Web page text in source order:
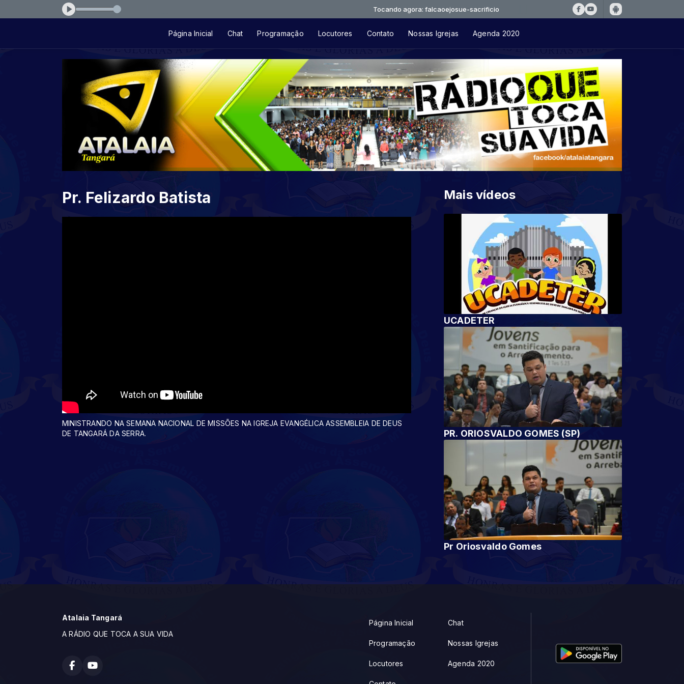
Tocando agora: falcaoejosue-sacrificio
Página Inicial Chat Programação Locutores Contato Nossas Igrejas Agenda 2020
Pr. Felizardo Batista Mais vídeos
UCADETER
PR. ORIOSVALDO GOMES (SP)
Pr Oriosvaldo Gomes
MINISTRANDO NA SEMANA NACIONAL DE MISSÕES NA IGREJA EVANGÉLICA ASSEMBLEIA DE DEUS
DE TANGARÁ DA SERRA.
Atalaia Tangará
A RÁDIO QUE TOCA A SUA VIDA
Página Inicial
Programação
Locutores
Chat
Nossas Igrejas
Agenda 2020